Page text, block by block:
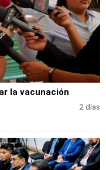
la vacunación
2 días